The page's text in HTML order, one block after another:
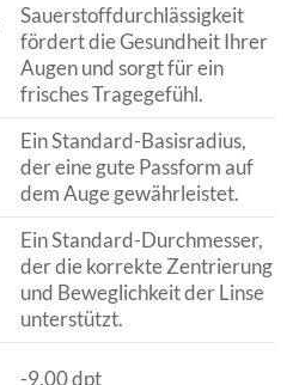
Sauerstoffdurchlässigkeit
fördert die Gesundheit Ihrer
Augen und sorgt für ein
frisches Tragegefühl.
Ein Standard-Basisradius,
der eine gute Passform auf
dem Auge gewährleistet.
Ein Standard-Durchmesser,
der die korrekte Zentrierung
und Beweglichkeit der Linse
unterstützt.
-9,00 dpt